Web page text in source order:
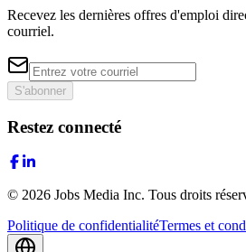
Recevez les dernières offres d'emploi
courriel.
S'abonner
Restez connecté
© 2026 Jobs Media Inc. Tous droits
Politique de confidentialitéTermes et